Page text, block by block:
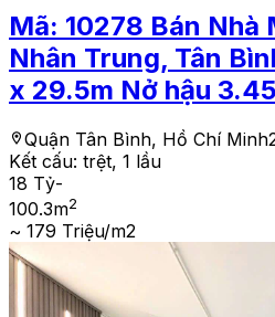
Mã: 10278 Bán Nhà
Nhân Trung, Tân
x 29.5m Nở hậu
Quận Tân Bình, Hồ Chí Minh
Kết cấu: trệt, 1 lầu
18 Tỷ-
100.3m2
~ 179 Triệu/m2